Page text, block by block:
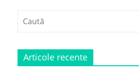
Articole recente